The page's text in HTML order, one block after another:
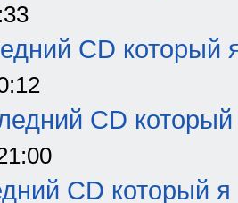
CD который
CD который
CD который я